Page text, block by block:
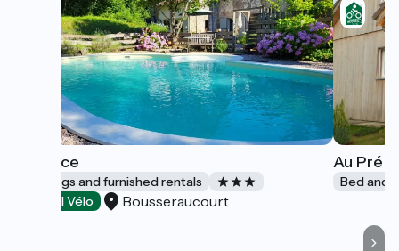
L'espace
Lodgings and furnished rentals
Accueil Vélo
Bousseraucourt
Au Pré
Bed and